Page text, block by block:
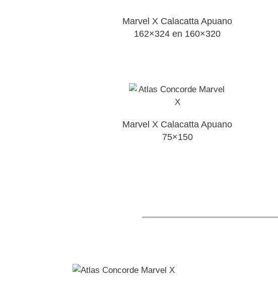
Marvel X Calacatta Apuano
162×324 en 160×320
Marvel X Calacatta Apuano
75×150